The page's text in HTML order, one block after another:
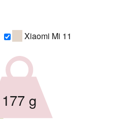
Xiaomi Mi 11
177 g